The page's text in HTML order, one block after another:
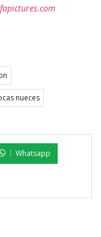
nueces
Whatsapp